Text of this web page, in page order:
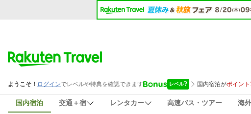
国内宿泊 交通＋宿 レンタカー 高速バス・ツアー 海